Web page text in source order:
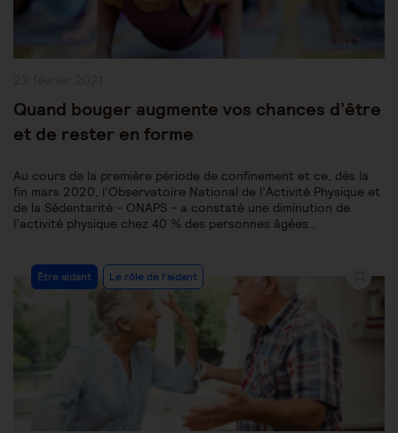
Quand bouger augmente vos chances d’être
et de rester en forme
Au cours de la première période de confinement et ce, dès la
fin mars 2020, l’Observatoire National de l’Activité Physique et
de la Sédentarité - ONAPS - a constaté une diminution de
l’activité physique chez 40 % des personnes âgées…
Post
Category:
Être aidant Le rôle de l'aidant